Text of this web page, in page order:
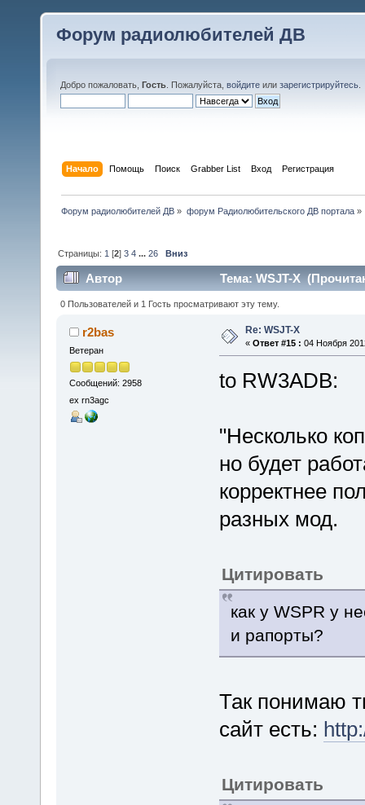
Форум радиолюбителей ДВ
Добро пожаловать, Гость . Пожалуйста, войдите или зарегистрируйтесь
Начало Помощь Поиск Grabber List Вход Регистрация
Форум радиолюбителей ДВ » форум Радиолюбительского ДВ портала»
Страницы: 1 [2]3 4 ...26 Вниз
Автор Тема: WSJT-X
0 Пользователей и 1 Гость просматривают эту тему.
r2bas
Ветеран
Сообщений: 2958
ex rn3agc
Re: WSJT-X
« Ответ #15 : 04 Ноября
to RW3ADB:
"Несколько
но будет
корректнее
разных мод.
Цитировать
как у WSPR у
и рапорты?
Так понимаю
сайт есть:
Цитировать